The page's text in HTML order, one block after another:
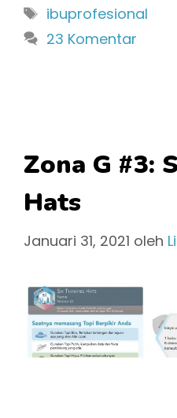
Tag
ibuprofesional
23 Komentar
Zona G #3:
Hats
Januari 31, 2021 oleh